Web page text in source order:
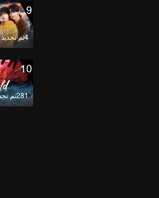
9
4تم تجديد الحلقة
10
281تم تجديد الحلقة